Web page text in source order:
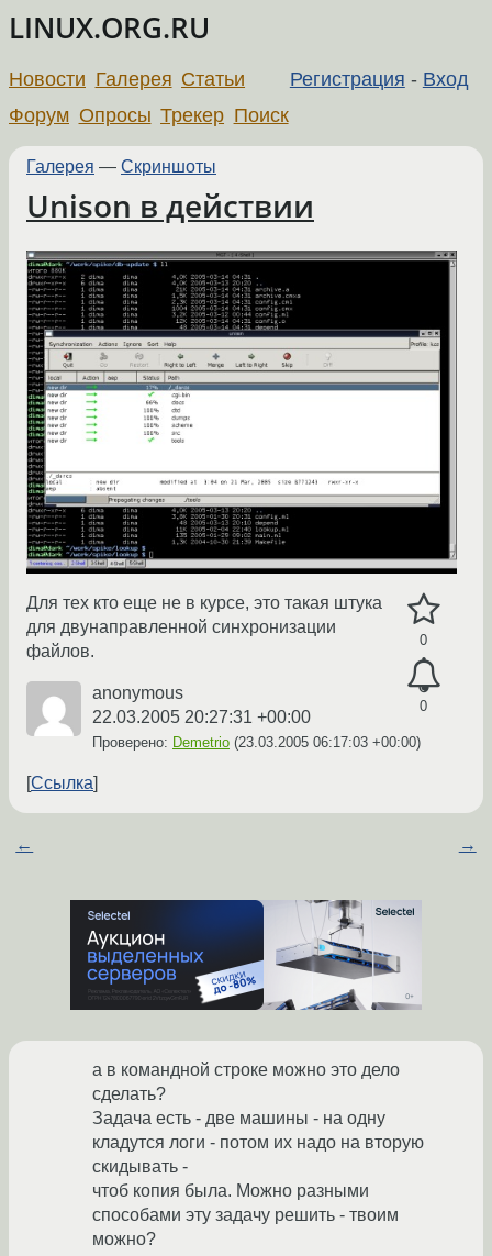
LINUX.ORG.RU
Регистрация - Вход
Новости Галерея Статьи
Форум Опросы Трекер Поиск
Галерея — Скриншоты
Unison в действии
0
0
Для тех кто еще не в курсе, это такая штука
для двунаправленной синхронизации
файлов.
anonymous
22.03.2005 20:27:31 +00:00
Проверено: Demetrio (23.03.2005 06:17:03 +00:00)
Ссылка
← →
а в командной строке можно это дело
сделать?
Задача есть - две машины - на одну
кладутся логи - потом их надо на вторую
скидывать -
чтоб копия была. Можно разными
способами эту задачу решить - твоим
можно?